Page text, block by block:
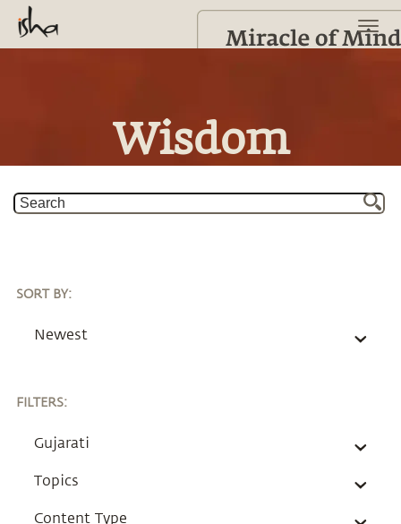
Wisdom
FILTERS:
Gujarati
Topics
Content Type
SORT BY:
Newest